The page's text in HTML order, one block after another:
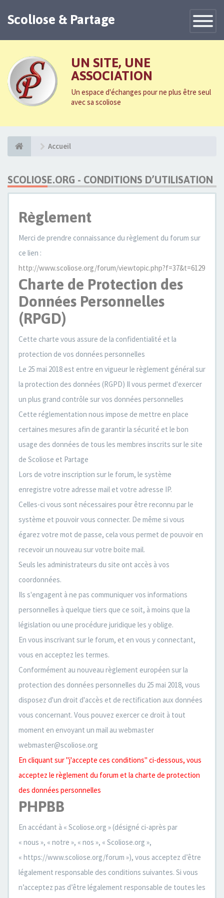
Toggle
Scoliose & Partage
UN SITE, UNE
ASSOCIATION
Un espace d'échanges pour ne plus être seul
avec sa scoliose
Accueil
SCOLIOSE.ORG - CONDITIONS D’UTILISATION
Règlement
Merci de prendre connaissance du règlement du forum sur
ce lien :
http://www.scoliose.org/forum/viewtopic.php?f=37&t=6129
Charte de Protection des
Données Personnelles
(RPGD)
Cette charte vous assure de la confidentialité et la
protection de vos données personnelles
Le 25 mai 2018 est entre en vigueur le règlement général sur
la protection des données (RGPD) Il vous permet d'exercer
un plus grand contrôle sur vos données personnelles
Cette réglementation nous impose de mettre en place
certaines mesures afin de garantir la sécurité et le bon
usage des données de tous les membres inscrits sur le site
de Scoliose et Partage
Lors de votre inscription sur le forum, le système
enregistre votre adresse mail et votre adresse IP.
Celles-ci vous sont nécessaires pour être reconnu par le
système et pouvoir vous connecter. De même si vous
égarez votre mot de passe, cela vous permet de pouvoir en
recevoir un nouveau sur votre boite mail.
Seuls les administrateurs du site ont accès à vos
coordonnées.
Ils s'engagent à ne pas communiquer vos informations
personnelles à quelque tiers que ce soit, à moins que la
législation ou une procédure juridique les y oblige.
En vous inscrivant sur le forum, et en vous y connectant,
vous en acceptez les termes.
Conformément au nouveau règlement européen sur la
protection des données personnelles du 25 mai 2018, vous
disposez d'un droit d'accès et de rectification aux données
vous concernant. Vous pouvez exercer ce droit à tout
moment en envoyant un mail au webmaster
webmaster@scoliose.org
En cliquant sur "j'accepte ces conditions" ci-dessous, vous
acceptez le règlement du forum et la charte de protection
des données personnelles
PHPBB
En accédant à « Scoliose.org » (désigné ci-après par
« nous », « notre », « nos », « Scoliose.org »,
« https://www.scoliose.org/forum »), vous acceptez d’être
légalement responsable des conditions suivantes. Si vous
n’acceptez pas d’être légalement responsable de toutes les